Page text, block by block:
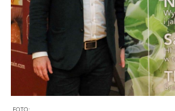
FOTO: